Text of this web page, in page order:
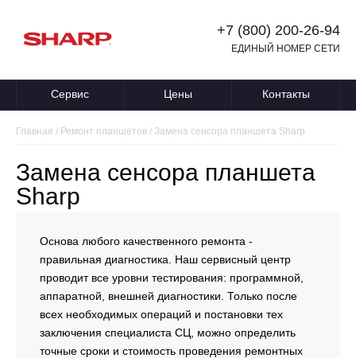
+7 (800) 200-26-94
ЕДИНЫЙ НОМЕР СЕТИ
Сервис Цены Контакты
Главная / Ремонт планшетов / Замена сенсора планшета Sharp
Замена сенсора планшета
Sharp
Основа любого качественного ремонта -
правильная диагностика. Наш сервисный центр
проводит все уровни тестирования: программной,
аппаратной, внешней диагностики. Только после
всех необходимых операций и постановки тех
заключения специалиста СЦ, можно определить
точные сроки и стоимость проведения ремонтных